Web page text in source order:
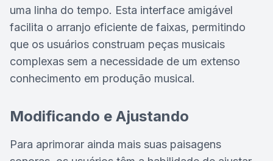
uma linha do tempo. Esta interface amigável
facilita o arranjo eficiente de faixas, permitindo
que os usuários construam peças musicais
complexas sem a necessidade de um extenso
conhecimento em produção musical.
Modificando e Ajustando
Para aprimorar ainda mais suas paisagens